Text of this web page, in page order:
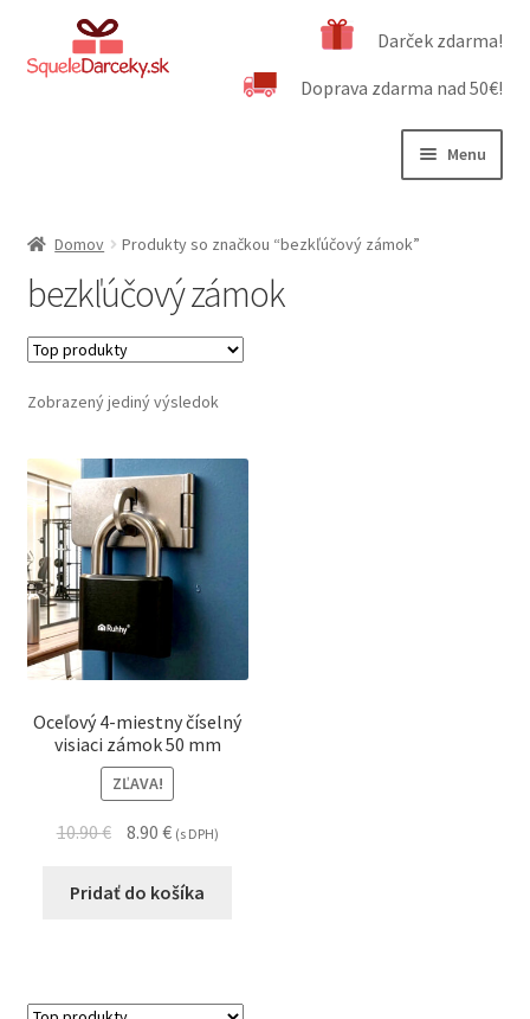
Preskočiť
na
Preskočiť
na
Darček zdarma!
Doprava zdarma nad 50€!
Menu
Dôležité informácie
Obchodné podmienky
Kontakt
Domov Produkty so značkou “bezkľúčový zámok”
bezkľúčový zámok
Zobrazený jediný výsledok
Oceľový 4-miestny číselný
visiaci zámok 50 mm
ZĽAVA!
10.90€ 8.90 € (s DPH)
Pridať do košíka